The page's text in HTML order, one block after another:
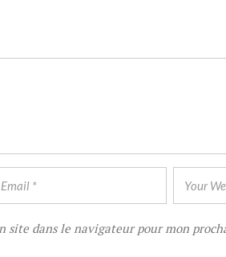
site dans le navigateur pour mon